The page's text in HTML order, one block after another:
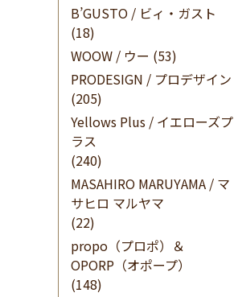
B’GUSTO / ビィ・ガスト
(18)
WOOW / ウー (53)
PRODESIGN / プロデザイン
(205)
Yellows Plus / イエローズプ
ラス
(240)
MASAHIRO MARUYAMA / マ
サヒロ マルヤマ
(22)
propo（プロポ）＆
OPORP（オポープ）
(148)